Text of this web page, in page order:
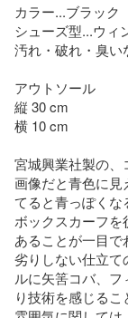
カラー...ブラック
シューズ型...ウィ
汚れ・破れ・臭い
アウトソール
縦 30 cm
横 10 cm
宮城興業社製の、
画像だと青色に見
てると青っぽく
ボックスカーフ
あることが一目
劣りしない仕立て
ルに矢筈コバ、
り技術を感じるこ